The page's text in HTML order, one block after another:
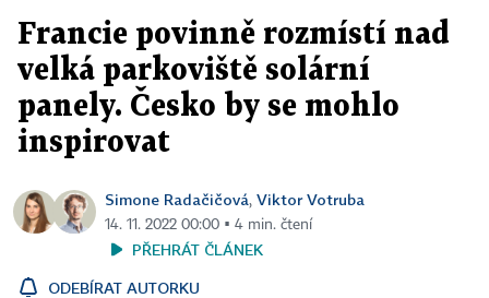
Francie povinně rozmístí nad
velká parkoviště solární
panely. Česko by se mohlo
inspirovat
Simone Radačičová, Viktor Votruba
14. 11. 2022 00:00 ▪ 4 min. čtení
PŘEHRÁT ČLÁNEK
ODEBÍRAT AUTORKU